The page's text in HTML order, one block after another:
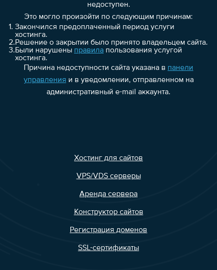
недоступен.
Это могло произойти по следующим причинам:
1. Закончился предоплаченный период услуги
хостинга.
2.Решение о закрытии было принято владельцем сайта.
3.Были нарушены правилапользования услугой
хостинга.
Причина недоступности сайта указана в панели
управления и в уведомлении, отправленном на
административный e-mail аккаунта.
Хостинг для сайтов
VPS/VDS серверы
Аренда сервера
Конструктор сайтов
Регистрация доменов
SSL-сертификаты